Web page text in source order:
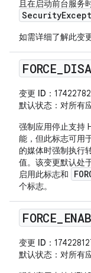
且在启动前台服务
如需详细了解此变
FORCE
变更 ID ：
默认状态 ：对所有
强制应用停止支持
能，但此标志可用
的媒体时强制执行
值。该变更默认处
启用此标志和
个标志。
FORCE
变更 ID ：
默认状态 ：对所有